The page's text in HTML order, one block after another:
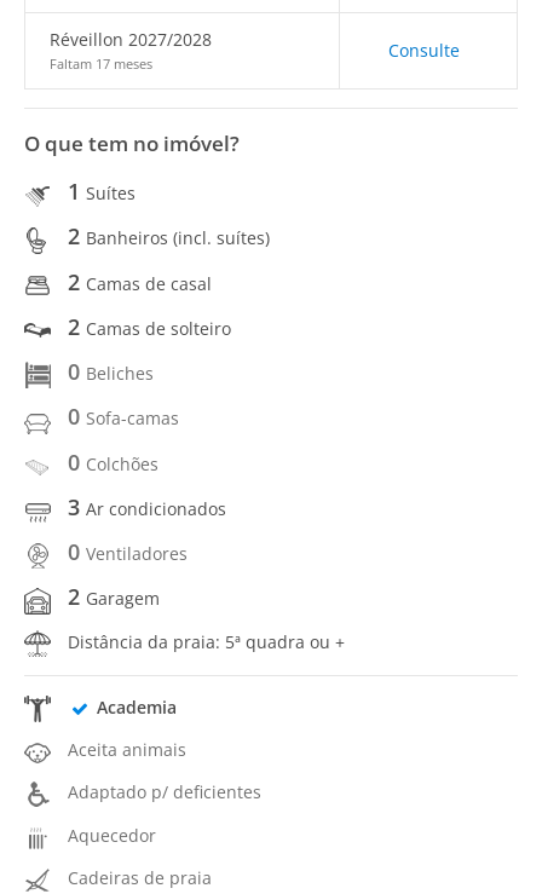
Réveillon 2027/2028
Faltam 17 meses
Consulte
O que tem no imóvel?
1 Suítes
2 Banheiros (incl. suítes)
2 Camas de casal
2 Camas de solteiro
0 Beliches
0 Sofa-camas
0 Colchões
3 Ar condicionados
0 Ventiladores
2 Garagem
Distância da praia: 5ª quadra ou +
Academia
Aceita animais
Adaptado p/ deficientes
Aquecedor
Cadeiras de praia